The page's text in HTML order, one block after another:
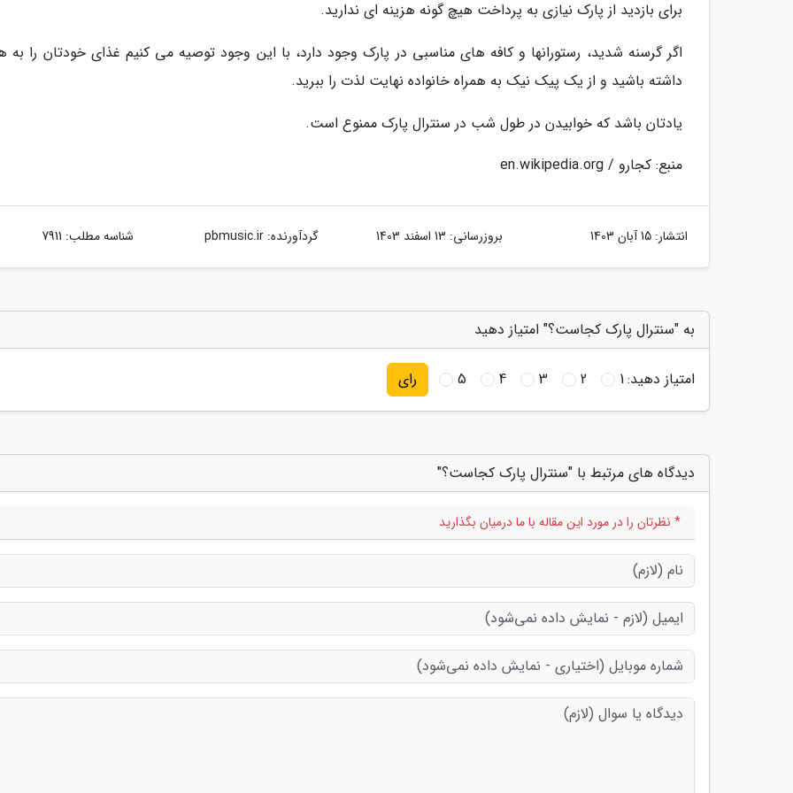
برای بازدید از پارک نیازی به پرداخت هیچ گونه هزینه ای ندارید.
اگر گرسنه شدید، رستورانها و کافه های مناسبی در پارک وجود دارد، با این وجود توصیه می کنیم غذای خودتان را به
داشته باشید و از یک پیک نیک به همراه خانواده نهایت لذت را ببرید.
یادتان باشد که خوابیدن در طول شب در سنترال پارک ممنوع است.
منبع: کجارو / en.wikipedia.org
انتشار: 15 آبان 1403 بروزرسانی: 13 اسفند 1403 گردآورنده:pbmusic.ir شناسه مطلب: 7911
به "سنترال پارک کجاست؟" امتیاز دهید
امتیاز دهید:1
2
3
4
5 رای
دیدگاه های مرتبط با "سنترال پارک کجاست؟"
* نظرتان را در مورد این مقاله با ما درمیان بگذارید